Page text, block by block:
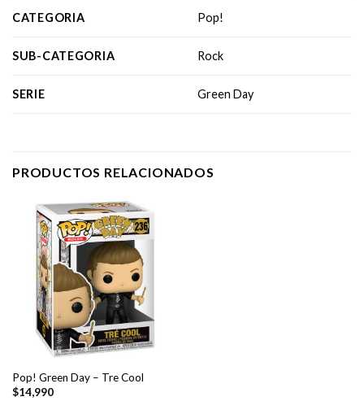
CATEGORIA Pop!
SUB-CATEGORIA Rock
SERIE Green Day
PRODUCTOS RELACIONADOS
Pop! Green Day – Tre Cool
$14,990